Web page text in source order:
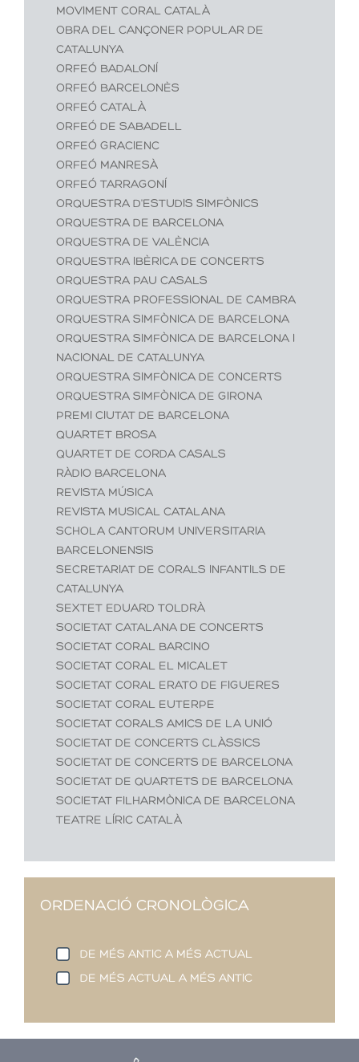
MOVIMENT CORAL CATALÀ
OBRA DEL CANÇONER POPULAR DE
CATALUNYA
ORFEÓ BADALONÍ
ORFEÓ BARCELONÈS
ORFEÓ CATALÀ
ORFEÓ DE SABADELL
ORFEÓ GRACIENC
ORFEÓ MANRESÀ
ORFEÓ TARRAGONÍ
ORQUESTRA D'ESTUDIS SIMFÒNICS
ORQUESTRA DE BARCELONA
ORQUESTRA DE VALÈNCIA
ORQUESTRA IBÈRICA DE CONCERTS
ORQUESTRA PAU CASALS
ORQUESTRA PROFESSIONAL DE CAMBRA
ORQUESTRA SIMFÒNICA DE BARCELONA
ORQUESTRA SIMFÒNICA DE BARCELONA I
NACIONAL DE CATALUNYA
ORQUESTRA SIMFÒNICA DE CONCERTS
ORQUESTRA SIMFÒNICA DE GIRONA
PREMI CIUTAT DE BARCELONA
QUARTET BROSA
QUARTET DE CORDA CASALS
RÀDIO BARCELONA
REVISTA MÚSICA
REVISTA MUSICAL CATALANA
SCHOLA CANTORUM UNIVERSITARIA
BARCELONENSIS
SECRETARIAT DE CORALS INFANTILS DE
CATALUNYA
SEXTET EDUARD TOLDRÀ
SOCIETAT CATALANA DE CONCERTS
SOCIETAT CORAL BARCINO
SOCIETAT CORAL EL MICALET
SOCIETAT CORAL ERATO DE FIGUERES
SOCIETAT CORAL EUTERPE
SOCIETAT CORALS AMICS DE LA UNIÓ
SOCIETAT DE CONCERTS CLÀSSICS
SOCIETAT DE CONCERTS DE BARCELONA
SOCIETAT DE QUARTETS DE BARCELONA
SOCIETAT FILHARMÒNICA DE BARCELONA
TEATRE LÍRIC CATALÀ
ORDENACIÓ CRONOLÒGICA
DE MÉS ANTIC A MÉS ACTUAL
DE MÉS ACTUAL A MÉS ANTIC